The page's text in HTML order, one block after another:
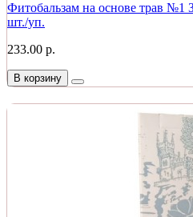
Фитобальзам на основе трав №1
шт./уп.
233.00 р.
В корзину